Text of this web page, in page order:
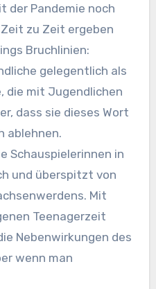
der Pandemie noch
zu Zeit ergeben
Bruchlinien:
gelegentlich als
die mit Jugendlichen
dass sie dieses Wort
ablehnen.
Schauspielerinnen in
und überspitzt von
Mit
Teenagerzeit
Nebenwirkungen des
wenn man